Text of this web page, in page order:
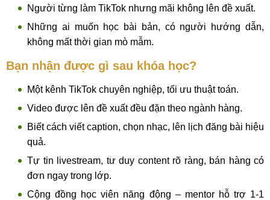
Người từng làm TikTok nhưng mãi không lên đề xuất.
Những ai muốn học bài bản, có người hướng dẫn,
không mất thời gian mò mẫm.
Bạn nhận được gì sau khóa học?
Một kênh TikTok chuyên nghiệp, tối ưu thuật toán.
Video được lên đề xuất đều đặn theo ngành hàng.
Biết cách viết caption, chọn nhạc, lên lịch đăng bài hiệu
quả.
Tự tin livestream, tư duy content rõ ràng, bán hàng có
đơn ngay trong lớp.
Cộng đồng học viên năng động – mentor hỗ trợ 1-1